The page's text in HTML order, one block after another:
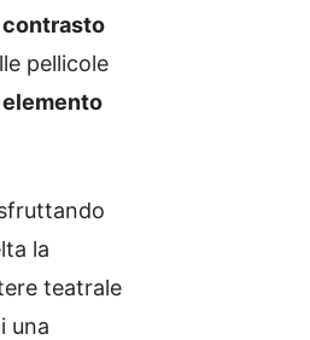
pellicole
la
teatrale
una